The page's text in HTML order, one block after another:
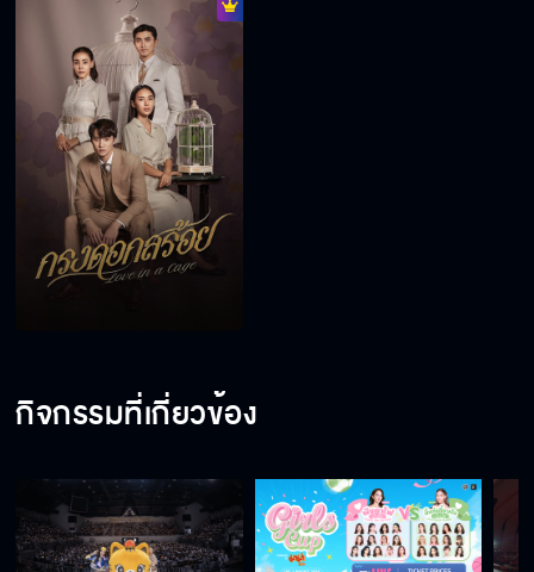
กิจกรรมที่เกี่ยวข้อง